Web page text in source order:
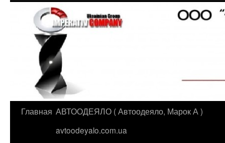
Перейти
Главная АВТООДЕЯЛО ( Автоодеяло, Марок А )
avtoodeyalo.com.ua